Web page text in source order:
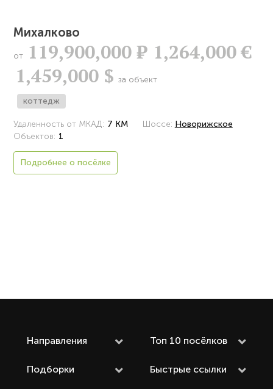
Михалково
от 119,900,000Р 1,264,000 €
1,459,000 $ за объект
коттедж
Удаленность от МКАД: 7 КМ Шоссе: Новорижское
Объектов: 1
Подробнее о посёлке
Направления Топ 10 посёлков
Подборки Быстрые ссылки